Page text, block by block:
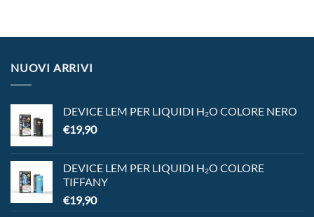
NUOVI ARRIVI
DEVICE LEM PER LIQUIDI H₂O COLORE NERO
€19,90
DEVICE LEM PER LIQUIDI H₂O COLORE
TIFFANY
€19,90